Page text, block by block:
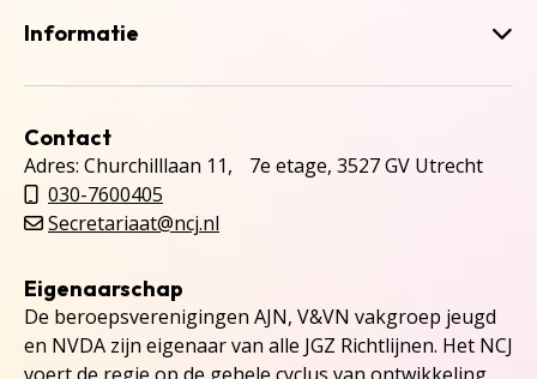
Informatie
Contact
Adres: Churchilllaan 11, 7e etage, 3527 GV Utrecht
030-7600405
Secretariaat@ncj.nl
Eigenaarschap
De beroepsverenigingen AJN, V&VN vakgroep jeugd
en NVDA zijn eigenaar van alle JGZ Richtlijnen. Het NCJ